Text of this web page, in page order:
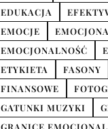
EDUKACJA
EMOCJE
EMOCJONALNOŚĆ
ETYKIETA
FASONY
FINANSOWE
GATUNKI MUZYKI
GRANICE